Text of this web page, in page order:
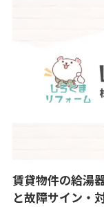
賃貸物件の給湯
と故障サイン・